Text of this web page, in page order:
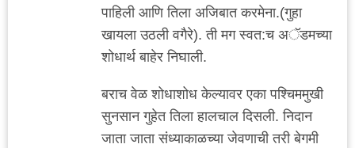
पाहिली आणि तिला अजिबात करमेना.(गुहा
खायला उठली वगैरे). ती मग स्वत:च अॅडमच्या
शोधार्थ बाहेर निघाली.
बराच वेळ शोधाशोध केल्यावर एका पश्चिममुखी
सुनसान गुहेत तिला हालचाल दिसली. निदान
जाता जाता संध्याकाळच्या जेवणाची तरी बेगमी